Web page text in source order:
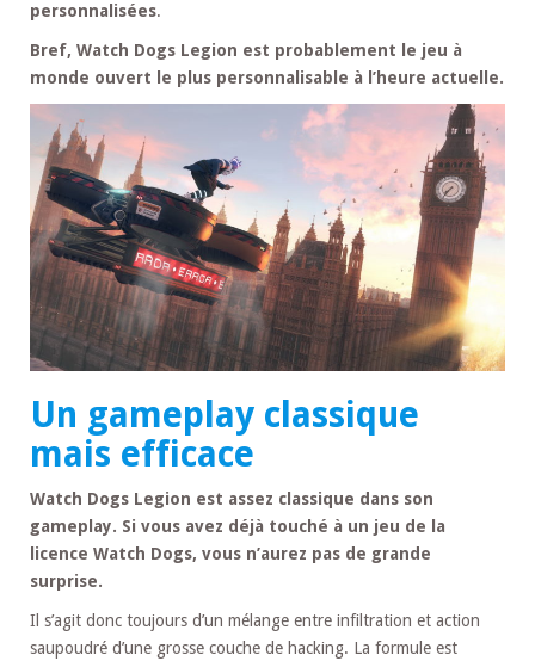
personnalisées.
Bref, Watch Dogs Legion est probablement le jeu à
monde ouvert le plus personnalisable à l’heure actuelle.
Un gameplay classique
mais efficace
Watch Dogs Legion est assez classique dans son
gameplay. Si vous avez déjà touché à un jeu de la
licence Watch Dogs, vous n’aurez pas de grande
surprise.
Il s’agit donc toujours d’un mélange entre infiltration et action
saupoudré d’une grosse couche de hacking. La formule est